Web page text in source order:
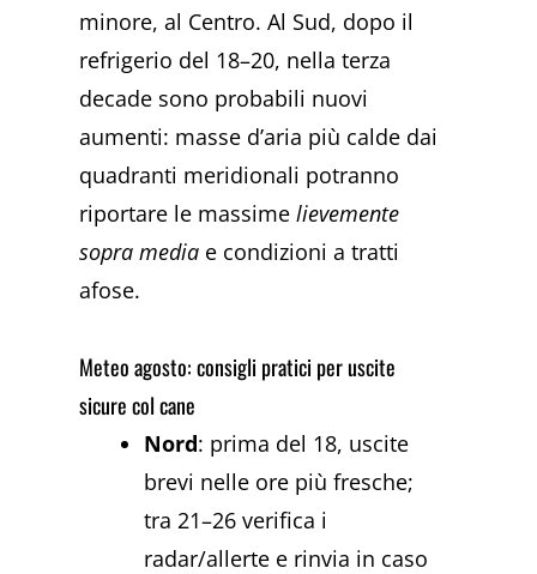
minore, al Centro. Al Sud, dopo il
refrigerio del 18–20, nella terza
decade sono probabili nuovi
aumenti: masse d’aria più calde dai
quadranti meridionali potranno
riportare le massimelievemente
sopra media e condizioni a tratti
afose.
Meteo agosto: consigli pratici per uscite
sicure col cane
Nord: prima del 18, uscite
brevi nelle ore più fresche;
tra 21–26 verifica i
radar/allerte e rinvia in caso